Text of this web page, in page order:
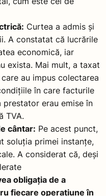
Curtea a admis și
A constatat că lucrările
economică, iar
exista. Mai mult, a taxat
au impus colectarea
în care facturile
erau emise în
TVA.
cântar: Pe acest punct,
soluția primei instanțe,
A considerat că, deși
obligația de a
fiecare operațiune în